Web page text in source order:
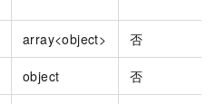
array<object> 否
object 否